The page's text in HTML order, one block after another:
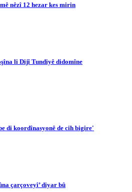
nêzî 12 hezar kes mirin
li Dijî Tundiyê didomîne
di koordînasyonê de cih bigire'
çarçoveyî’ diyar bû